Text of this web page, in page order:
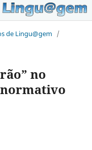
de Lingu@gem /
no
normativo